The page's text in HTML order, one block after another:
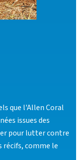
que l'Allen Coral
issues des
pour lutter contre
récifs, comme le